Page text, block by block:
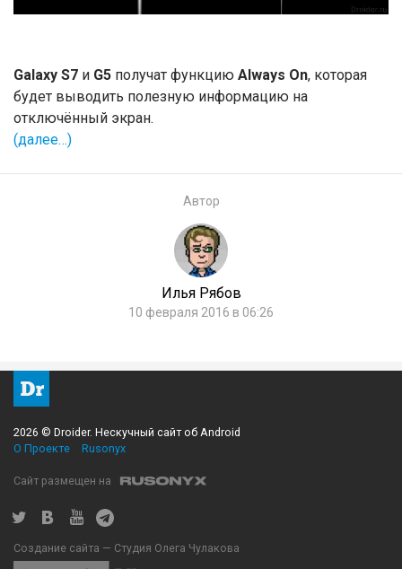
Galaxy S7 и G5 получат функцию Always On, которая
будет выводить полезную информацию на
отключённый экран.
(далее…)
Автор
Илья Рябов
10 февраля 2016 в 06:26
2026 © Droider. Нескучный сайт об Android
О Проекте
Rusonyx
Сайт размещен на
Создание сайта — Студия Олега Чулакова